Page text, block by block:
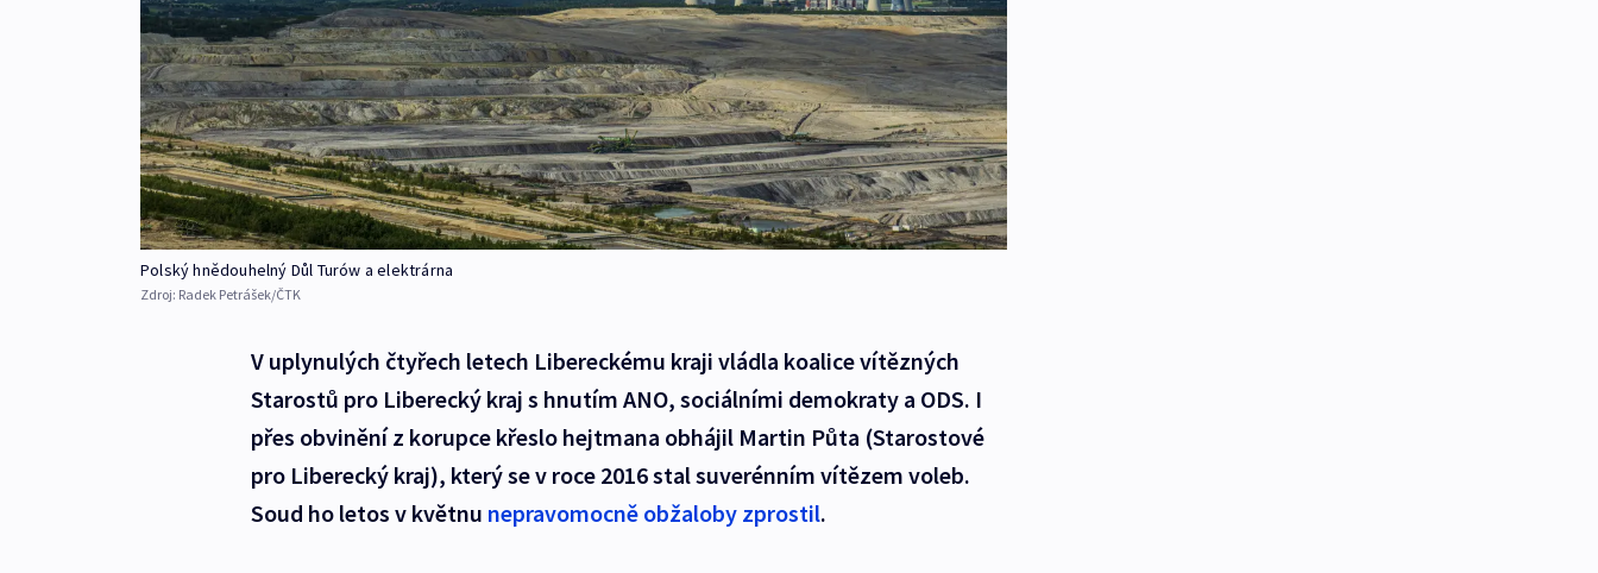
Polský hnědouhelný Důl Turów a elektrárna
Zdroj: Radek Petrášek/ČTK
V uplynulých čtyřech letech Libereckému kraji vládla koalice vítězných
Starostů pro Liberecký kraj s hnutím ANO, sociálními demokraty a ODS. I
přes obvinění z korupce křeslo hejtmana obhájil Martin Půta (Starostové
pro Liberecký kraj), který se v roce 2016 stal suverénním vítězem voleb.
Soud ho letos v květnu nepravomocně obžaloby zprostil.